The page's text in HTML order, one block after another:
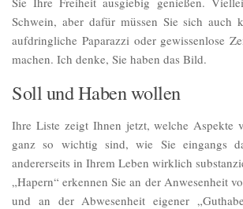
Schwein, aber dafür müssen Sie sich auch
aufdringliche Paparazzi oder gewissenlose
machen. Ich denke, Sie haben das Bild.
Soll und Haben wollen
Ihre Liste zeigt Ihnen jetzt, welche Aspekte
ganz so wichtig sind, wie Sie eingangs
andererseits in Ihrem Leben wirklich
„Hapern“ erkennen Sie an der Anwesenheit
und an der Abwesenheit eigener